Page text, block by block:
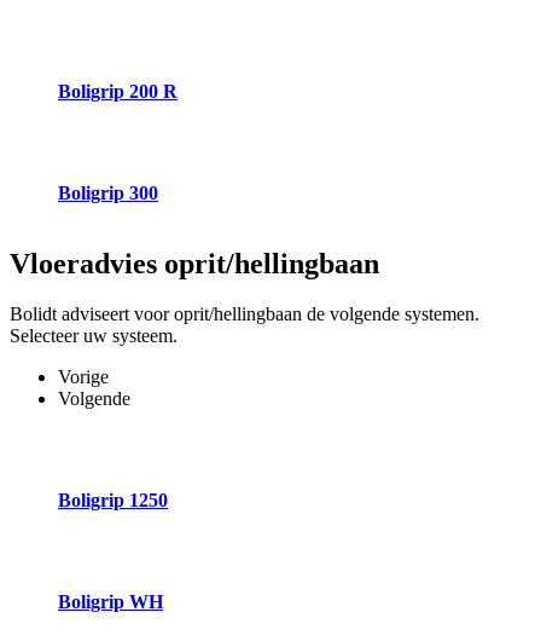
Boligrip 200 R
Boligrip 300
Vloeradvies oprit/hellingbaan
Bolidt adviseert voor oprit/hellingbaan de volgende systemen.
Selecteer uw systeem.
Vorige
Volgende
Boligrip 1250
Boligrip WH